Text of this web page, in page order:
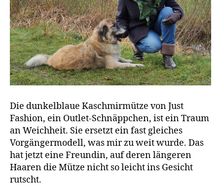
Die dunkelblaue Kaschmirmütze von Just
Fashion, ein Outlet-Schnäppchen, ist ein Traum
an Weichheit. Sie ersetzt ein fast gleiches
Vorgängermodell, was mir zu weit wurde. Das
hat jetzt eine Freundin, auf deren längeren
Haaren die Mütze nicht so leicht ins Gesicht
rutscht.